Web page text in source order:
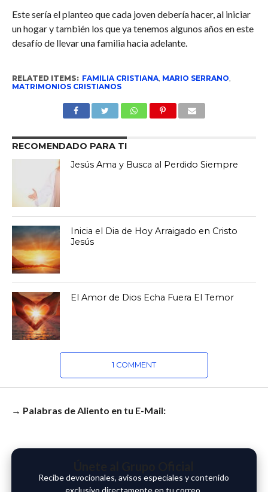
Este sería el planteo que cada joven debería hacer, al iniciar
un hogar y también los que ya tenemos algunos años en este
desafío de llevar una familia hacia adelante.
RELATED ITEMS: FAMILIA CRISTIANA, MARIO SERRANO,
MATRIMONIOS CRISTIANOS
RECOMENDADO PARA TI
Jesús Ama y Busca al Perdido Siempre
Inicia el Dia de Hoy Arraigado en Cristo
Jesús
El Amor de Dios Echa Fuera El Temor
1 COMMENT
→ Palabras de Aliento en tu E-Mail:
Recibe devocionales, avisos especiales y contenido
exclusivo directamente en tu correo.